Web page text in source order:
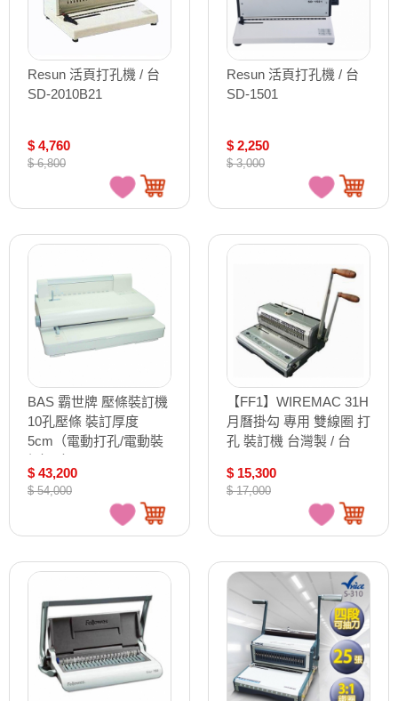
Resun 活頁打孔機 / 台
SD-2010B21
$ 4,760
$ 6,800
Resun 活頁打孔機 / 台
SD-1501
$ 2,250
$ 3,000
BAS 霸世牌 壓條裝訂機
10孔壓條 裝訂厚度
5cm（電動打孔/電動裝
$ 43,200
$ 54,000
【FF1】WIREMAC 31H
月曆掛勾 專用 雙線圈 打
孔 裝訂機 台灣製 / 台
$ 15,300
$ 17,000